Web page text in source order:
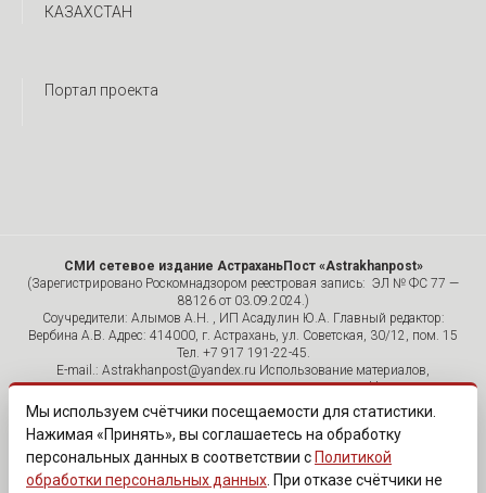
КАЗАХСТАН
Портал проекта
СМИ сетевое издание АстраханьПост «Astrakhanpost»
(Зарегистрировано Роскомнадзором реестровая запись: ЭЛ № ФС 77 —
88126 от 03.09.2024.)
Соучредители: Алымов А.Н. , ИП Асадулин Ю.А. Главный редактор:
Вербина А.В. Адрес: 414000, г. Астрахань, ул. Советская, 30/12, пом. 15
Тел. +7 917 191-22-45.
E-mail.: Astrakhanpost@yandex.ru Использование материалов,
размещенных на страницах сетевого издания «Astrakhanpost»,
допускается исключительно с указанием источника и публикацией
активной гиперссылки на портал Astrakhanpost.ru. Комментарии
читателей сайта размещаются без предварительного редактирования.
Редакция оставляет за собой право удалить их с сайта или
отредактировать, если указанные сообщения нарушают законы РФ.
Мы используем счётчики посещаемости для статистики.
Нажимая «Принять», вы соглашаетесь на обработку
персональных данных в соответствии с Политикой
обработки персональных данных . При отказе счётчики не